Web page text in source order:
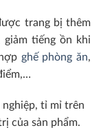
trang bị thêm
giảm tiếng ồn khi
ghế phòng ăn,
nghiệp, tỉ mỉ trên
của sản phẩm.